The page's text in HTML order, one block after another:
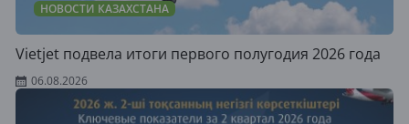
НОВОСТИ КАЗАХСТАНА
Vietjet подвела итоги первого полугодия 2026 года
06.08.2026